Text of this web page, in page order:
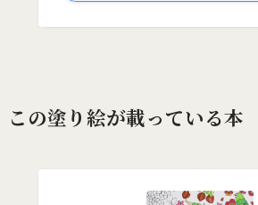
この塗り絵が載っている本